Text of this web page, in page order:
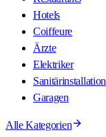
Hotels
Coiffeure
Ärzte
Elektriker
Sanitärinstallation
Garagen
Alle Kategorien